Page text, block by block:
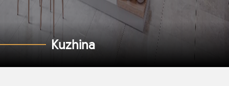
Kuzhina